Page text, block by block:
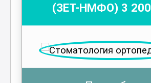
(ЗЕТ-НМФО) 3 200